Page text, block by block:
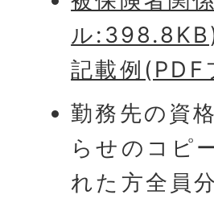
ル
記載例
勤務先の資
らせのコピ
れた方全員分